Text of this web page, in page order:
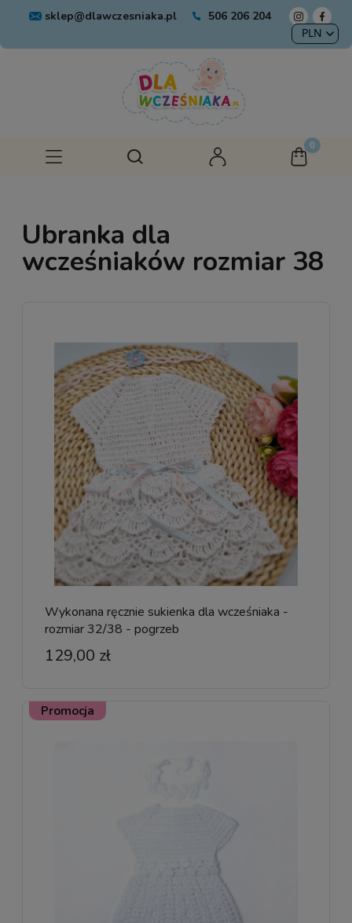
sklep@dlawczesniaka.pl 506 206 204
Ubranka dla
wcześniaków rozmiar 38
Wykonana ręcznie sukienka dla wcześniaka -
rozmiar 32/38 - pogrzeb
129,00 zł
Promocja